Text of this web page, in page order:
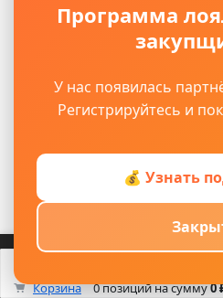
Программа
У нас появилась
Регистрируйтесь и
💰 Узнать
Корзина 0 позицийна сумму0